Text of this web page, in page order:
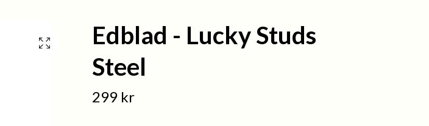
Edblad - Lucky Studs
Steel
299 kr